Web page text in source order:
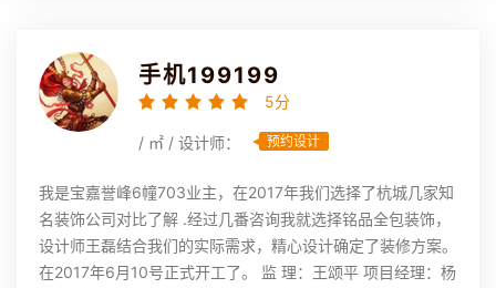
手机199199
5分
/ ㎡ / 设计师： 预约设计
我是宝嘉誉峰6幢703业主，在2017年我们选择了杭城几家知
名装饰公司对比了解 .经过几番咨询我就选择铭品全包装饰，
设计师王磊结合我们的实际需求，精心设计确定了装修方案。
在2017年6月10号正式开工了。 监 理：王颂平 项目经理：杨